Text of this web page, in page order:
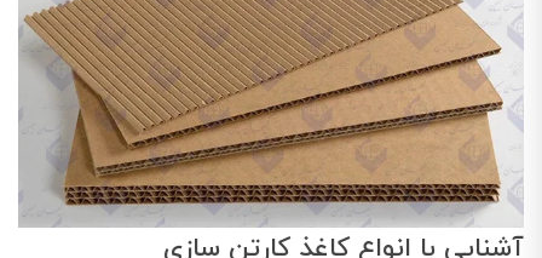
آشنایی با انواع کاغذ کارتن سازی